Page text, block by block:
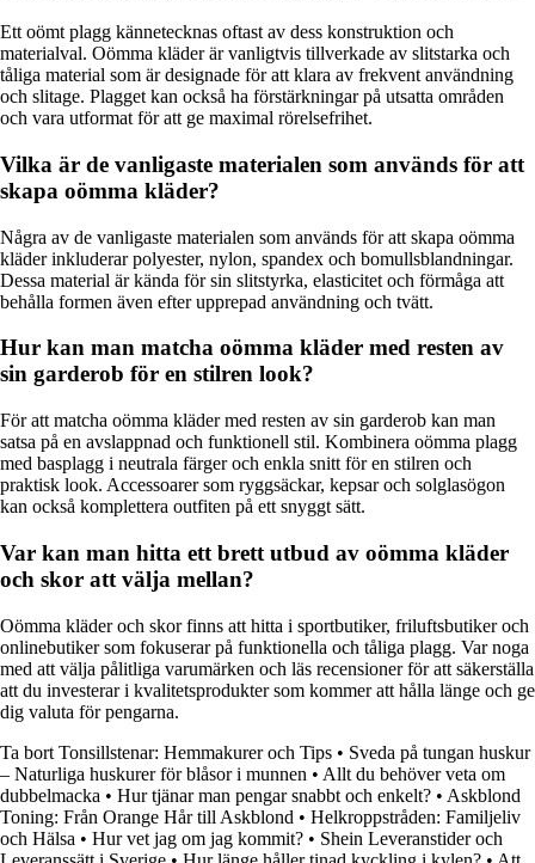
Ett oömt plagg kännetecknas oftast av dess konstruktion och
materialval. Oömma kläder är vanligtvis tillverkade av slitstarka och
tåliga material som är designade för att klara av frekvent användning
och slitage. Plagget kan också ha förstärkningar på utsatta områden
och vara utformat för att ge maximal rörelsefrihet.
Vilka är de vanligaste materialen som används för att
skapa oömma kläder?
Några av de vanligaste materialen som används för att skapa oömma
kläder inkluderar polyester, nylon, spandex och bomullsblandningar.
Dessa material är kända för sin slitstyrka, elasticitet och förmåga att
behålla formen även efter upprepad användning och tvätt.
Hur kan man matcha oömma kläder med resten av
sin garderob för en stilren look?
För att matcha oömma kläder med resten av sin garderob kan man
satsa på en avslappnad och funktionell stil. Kombinera oömma plagg
med basplagg i neutrala färger och enkla snitt för en stilren och
praktisk look. Accessoarer som ryggsäckar, kepsar och solglasögon
kan också komplettera outfiten på ett snyggt sätt.
Var kan man hitta ett brett utbud av oömma kläder
och skor att välja mellan?
Oömma kläder och skor finns att hitta i sportbutiker, friluftsbutiker och
onlinebutiker som fokuserar på funktionella och tåliga plagg. Var noga
med att välja pålitliga varumärken och läs recensioner för att säkerställa
att du investerar i kvalitetsprodukter som kommer att hålla länge och ge
dig valuta för pengarna.
Ta bort Tonsillstenar: Hemmakurer och Tips • Sveda på tungan huskur
– Naturliga huskurer för blåsor i munnen • Allt du behöver veta om
dubbelmacka • Hur tjänar man pengar snabbt och enkelt? • Askblond
Toning: Från Orange Hår till Askblond • Helkroppstråden: Familjeliv
och Hälsa • Hur vet jag om jag kommit? • Shein Leveranstider och